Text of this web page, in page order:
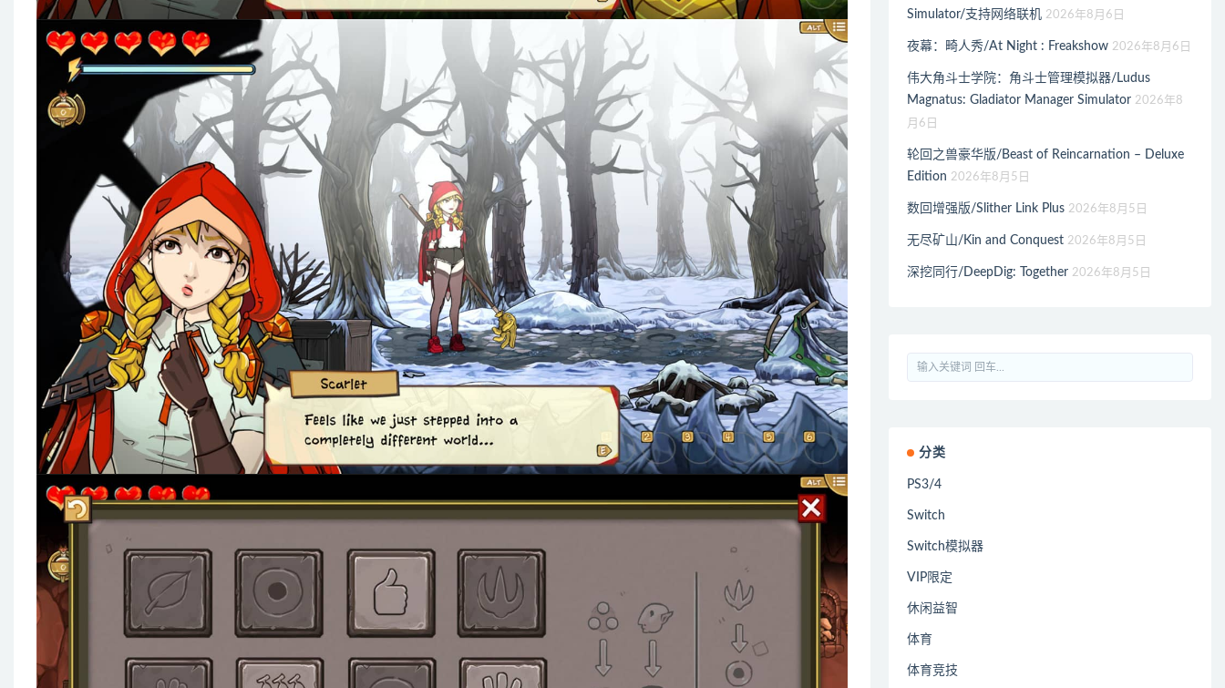
Simulator/支持网络联机 2026年8月6日
夜幕：畸人秀/At Night : Freakshow 2026年8月6日
伟大角斗士学院：角斗士管理模拟器/Ludus
Magnatus: Gladiator Manager Simulator 2026年8
月6日
轮回之兽豪华版/Beast of Reincarnation – Deluxe
Edition 2026年8月5日
数回增强版/Slither Link Plus 2026年8月5日
无尽矿山/Kin and Conquest 2026年8月5日
深挖同行/DeepDig: Together 2026年8月5日
分类
PS3/4
Switch
Switch模拟器
VIP限定
休闲益智
体育
体育竞技